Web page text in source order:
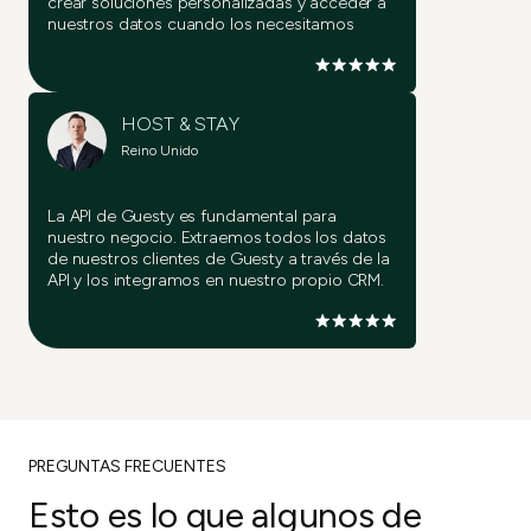
nuestros datos cuando los necesitamos
HOST & STAY
Reino Unido
La API de Guesty es fundamental para
nuestro negocio. Extraemos todos los datos
de nuestros clientes de Guesty a través de la
API y los integramos en nuestro propio CRM.
PREGUNTAS FRECUENTES
Esto es lo que algunos de